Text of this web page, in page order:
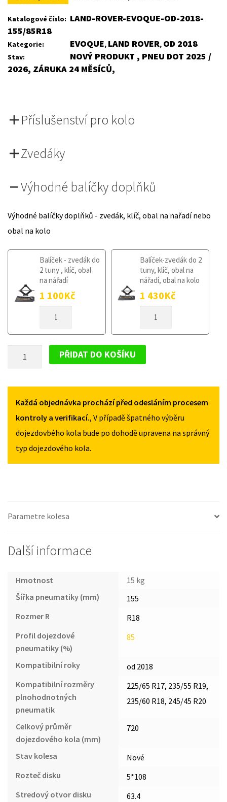
5
4
Katalogové číslo: LAND-ROVER-EVOQUE-OD-2018-
155/85R18
Kategorie: EVOQUE, LAND ROVER, OD 2018
Stav:
NOVÝ PRODUKT , PNEU DOT 2025 /
2026, ZÁRUKA 24 MĚSÍCŮ,
Příslušenství pro kolo
Zvedáky
Výhodné balíčky doplňků
Výhodné balíčky doplňků - zvedák, klíč, obal na nařadí nebo
obal na kolo
Balíček - zvedák do
2 tuny , klíč, obal
na nářadí
1 100Kč
KOLO
EVOQUE
OD
Balíček-zvedák do 2
tuny, klíč, obal na
nářadí, obal na kolo
1 430Kč
KOLO
OD
ROVER
EVOQUE
OD
155/85R18
MNOŽSTVÍ
PŘIDAT DO KOŠÍKU
Každá objednávka prochází před odesláním procesem
kontroly a verifikací., V případě špatného výběru
dojezdovbého kola bude po dohodě upravena na správný
typ dojezdového kola.
Parametre kolesa
Další informace
Hmotnost
15 kg
Šířka pneumatiky (mm)
155
Rozmer R
R18
Profil dojezdové
pneumatiky (%)
85
Kompatibilní roky
od 2018
Kompatibilní rozměry
plnohodnotných
pneumatik
225/65 R17, 235/55 R19,
235/60 R18, 245/45 R20
Celkový průměr
dojezdového kola (mm)
720
Stav kolesa
Nové
Rozteč disku
5*108
Stredový otvor disku
63.4